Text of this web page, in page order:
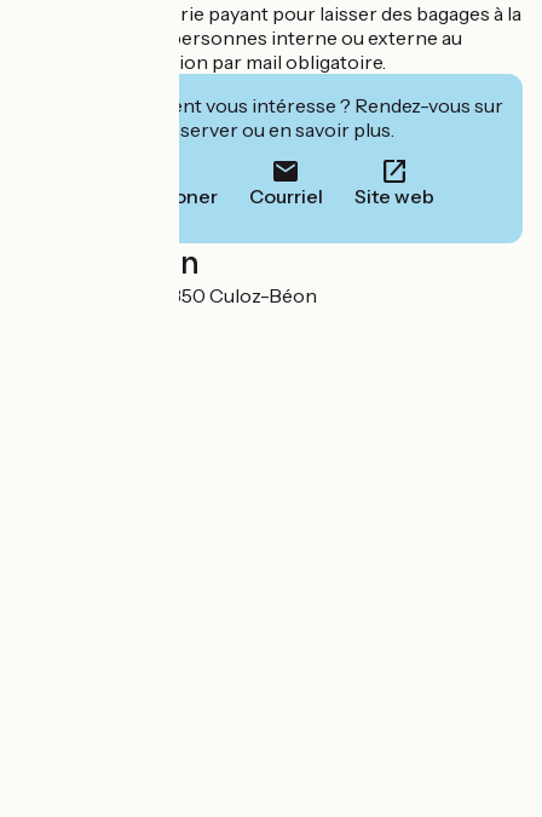
Service de bagagerie payant pour laisser des bagages à la
journée pour les personnes interne ou externe au
camping, réservation par mail obligatoire.
Cet établissement vous intéresse ? Rendez-vous sur
leur site pour réserver ou en savoir plus.
Téléphoner Courriel Site web
Localisation
Ile de Verbaou 01350 Culoz-Béon